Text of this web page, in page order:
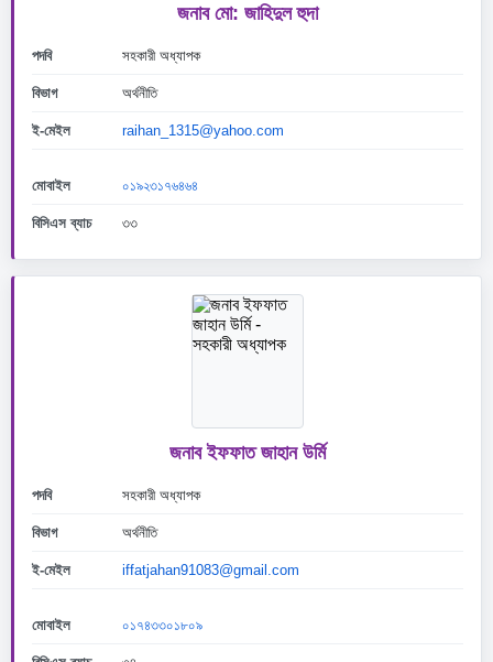
জনাব মো: জাহিদুল হুদা
পদবি সহকারী অধ্যাপক
বিভাগ অর্থনীতি
ই-মেইল raihan_1315@yahoo.com
মোবাইল ০১৯২৩১৭৬৪৬৪
বিসিএস ব্যাচ ৩৩
জনাব ইফফাত জাহান উর্মি
পদবি সহকারী অধ্যাপক
বিভাগ অর্থনীতি
ই-মেইল iffatjahan91083@gmail.com
মোবাইল ০১৭৪৩৩০১৮০৯